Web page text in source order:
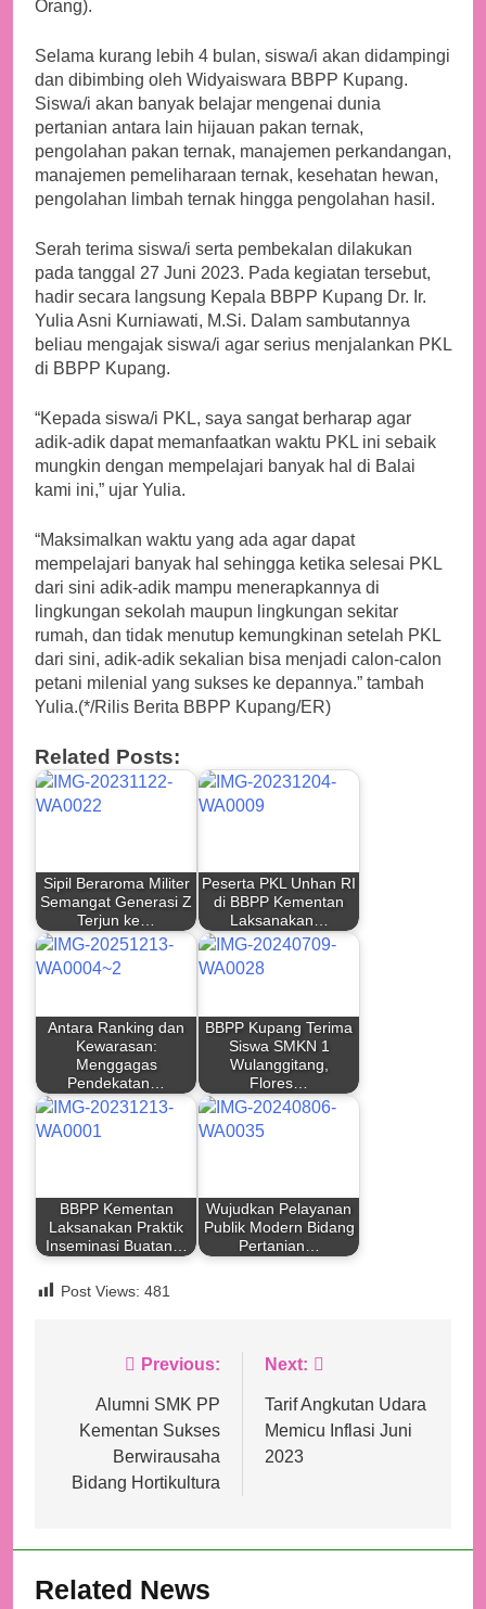
Orang).
Selama kurang lebih 4 bulan, siswa/i akan didampingi
dan dibimbing oleh Widyaiswara BBPP Kupang.
Siswa/i akan banyak belajar mengenai dunia
pertanian antara lain hijauan pakan ternak,
pengolahan pakan ternak, manajemen perkandangan,
manajemen pemeliharaan ternak, kesehatan hewan,
pengolahan limbah ternak hingga pengolahan hasil.
Serah terima siswa/i serta pembekalan dilakukan
pada tanggal 27 Juni 2023. Pada kegiatan tersebut,
hadir secara langsung Kepala BBPP Kupang Dr. Ir.
Yulia Asni Kurniawati, M.Si. Dalam sambutannya
beliau mengajak siswa/i agar serius menjalankan PKL
di BBPP Kupang.
“Kepada siswa/i PKL, saya sangat berharap agar
adik-adik dapat memanfaatkan waktu PKL ini sebaik
mungkin dengan mempelajari banyak hal di Balai
kami ini,” ujar Yulia.
“Maksimalkan waktu yang ada agar dapat
mempelajari banyak hal sehingga ketika selesai PKL
dari sini adik-adik mampu menerapkannya di
lingkungan sekolah maupun lingkungan sekitar
rumah, dan tidak menutup kemungkinan setelah PKL
dari sini, adik-adik sekalian bisa menjadi calon-calon
petani milenial yang sukses ke depannya.” tambah
Yulia.(*/Rilis Berita BBPP Kupang/ER)
Related Posts:
Sipil Beraroma Militer
Semangat Generasi Z
Terjun ke…
Peserta PKL Unhan RI
di BBPP Kementan
Laksanakan…
Antara Ranking dan
Kewarasan:
Menggagas
Pendekatan…
BBPP Kupang Terima
Siswa SMKN 1
Wulanggitang,
Flores…
BBPP Kementan
Laksanakan Praktik
Inseminasi Buatan…
Wujudkan Pelayanan
Publik Modern Bidang
Pertanian…
Post Views: 481
Navigasi
pos
Previous:
Alumni SMK PP
Kementan Sukses
Berwirausaha
Bidang Hortikultura
Next:
Tarif Angkutan Udara
Memicu Inflasi Juni
2023
Related News